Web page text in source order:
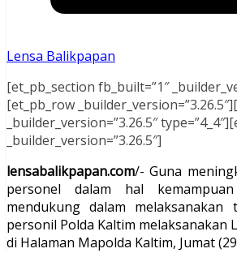
Lensa Balikpapan
[et_pb_section fb_built=”1″
[et_pb_row
_builder_version=”3.26.5″
_builder_version=”3.26.5″]
lensabalikpapan.com/- Guna
personel dalam hal
mendukung dalam melaksanakan
personil Polda Kaltim melaksanakan
di Halaman Mapolda Kaltim, Jumat